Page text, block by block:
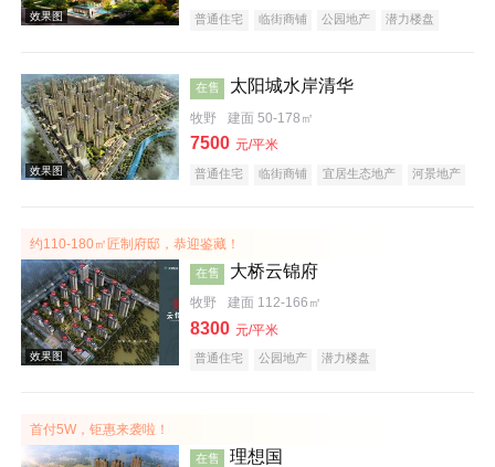
效果图
效果图
普通住宅 临街商铺 公园地产
潜力楼盘
在售 太阳城水岸清华
牧野 建面 50-178㎡
7500 元/平米
普通住宅 临街商铺 宜居生态地产
河景地产
约110-180㎡匠制府邸，恭迎鉴藏！
在售 大桥云锦府
牧野 建面 112-166㎡
8300 元/平米
普通住宅 公园地产 潜力楼盘
首付5W，钜惠来袭啦！
在售 理想国